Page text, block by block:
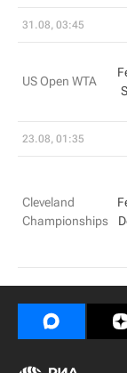
31.08, 03:45
US Open WTA
23.08, 01:35
Cleveland
Championships